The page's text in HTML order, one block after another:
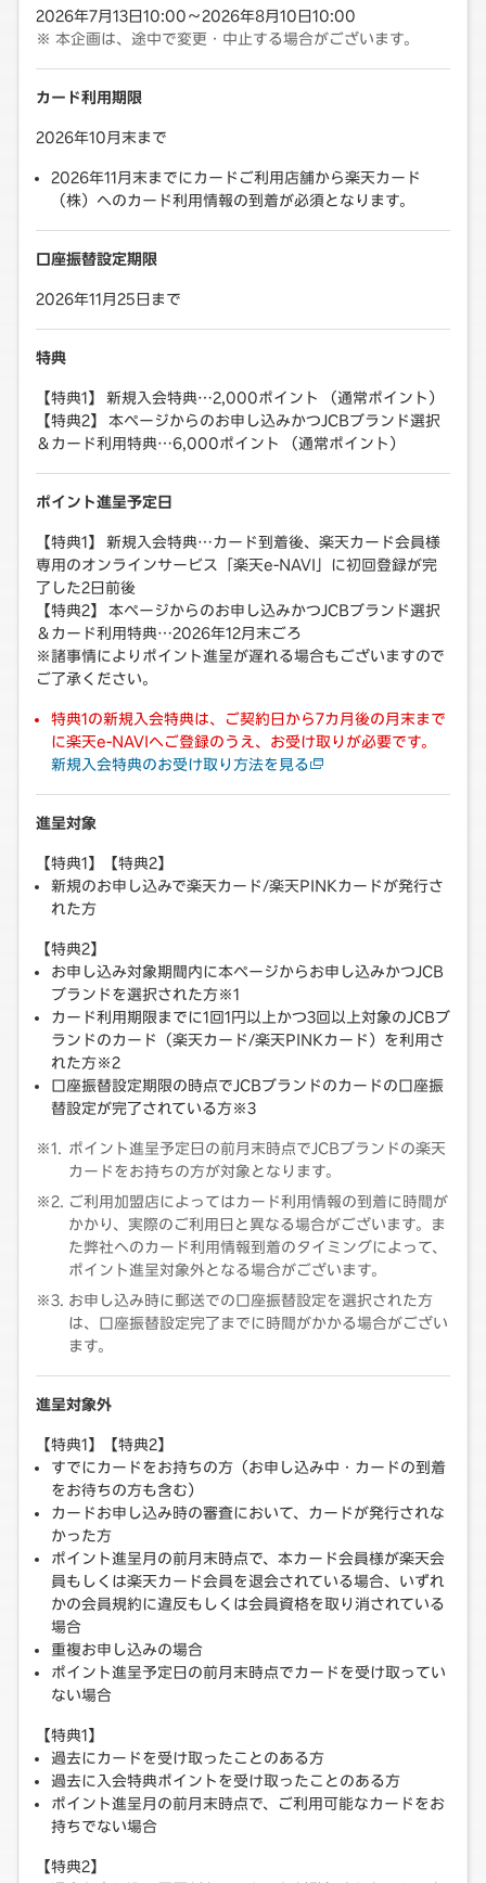
2026年7月13日10:00～2026年8月10日10:00
本企画は、途中で変更・中止する場合がございます。
カード利用期限
2026年10月末まで
2026年11月末までにカードご利用店舗から楽天カード
（株）へのカード利用情報の到着が必須となります。
口座振替設定期限
2026年11月25日まで
特典
【特典1】 新規入会特典…2,000ポイント （通常ポイント）
【特典2】 本ページからのお申し込みかつJCBブランド選択
＆カード利用特典…6,000ポイント （通常ポイント）
ポイント進呈予定日
【特典1】 新規入会特典…カード到着後、楽天カード会員様
専用のオンラインサービス「楽天e-NAVI」に初回登録が完
了した2日前後
【特典2】 本ページからのお申し込みかつJCBブランド選択
＆カード利用特典…2026年12月末ごろ
※諸事情によりポイント進呈が遅れる場合もございますので
ご了承ください。
特典1の新規入会特典は、ご契約日から7カ月後の月末まで
に楽天e-NAVIへご登録のうえ、お受け取りが必要です。
新規入会特典のお受け取り方法を見る
進呈対象
【特典1】【特典2】
新規のお申し込みで楽天カード/楽天PINKカードが発行さ
れた方
【特典2】
お申し込み対象期間内に本ページからお申し込みかつJCB
ブランドを選択された方※1
カード利用期限までに1回1円以上かつ3回以上対象のJCBブ
ランドのカード（楽天カード/楽天PINKカード）を利用さ
れた方※2
口座振替設定期限の時点でJCBブランドのカードの口座振
替設定が完了されている方※3
ポイント進呈予定日の前月末時点でJCBブランドの楽天
カードをお持ちの方が対象となります。
ご利用加盟店によってはカード利用情報の到着に時間が
かかり、実際のご利用日と異なる場合がございます。ま
た弊社へのカード利用情報到着のタイミングによって、
ポイント進呈対象外となる場合がございます。
お申し込み時に郵送での口座振替設定を選択された方
は、口座振替設定完了までに時間がかかる場合がござい
ます。
進呈対象外
【特典1】【特典2】
すでにカードをお持ちの方（お申し込み中・カードの到着
をお待ちの方も含む）
カードお申し込み時の審査において、カードが発行されな
かった方
ポイント進呈月の前月末時点で、本カード会員様が楽天会
員もしくは楽天カード会員を退会されている場合、いずれ
かの会員規約に違反もしくは会員資格を取り消されている
場合
重複お申し込みの場合
ポイント進呈予定日の前月末時点でカードを受け取ってい
ない場合
【特典1】
過去にカードを受け取ったことのある方
過去に入会特典ポイントを受け取ったことのある方
ポイント進呈月の前月末時点で、ご利用可能なカードをお
持ちでない場合
【特典2】